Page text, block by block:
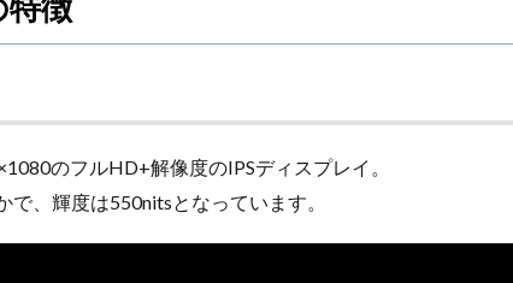
のフルHD+解像度のIPSディスプレイ。
、輝度は550nitsとなっています。